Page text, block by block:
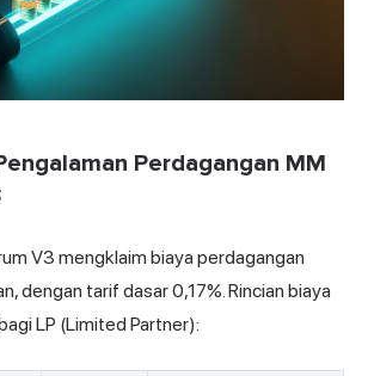
Perdagangan MM
V3 mengklaim biaya perdagangan
dengan tarif dasar 0,17%. Rincian biaya
LP (Limited Partner):